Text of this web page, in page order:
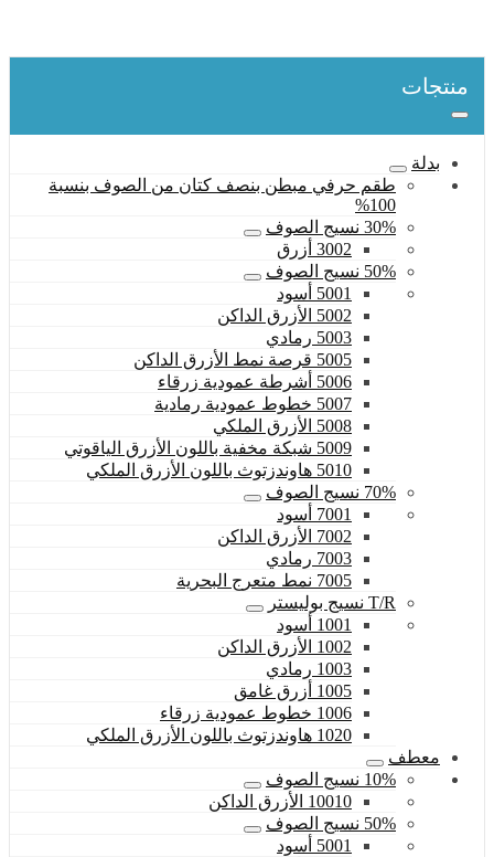
منتجات
بدلة
طقم حرفي مبطن بنصف كتان من الصوف بنسبة
100%
30% نسيج الصوف
3002 أزرق
50% نسيج الصوف
5001 أسود
5002 الأزرق الداكن
5003 رمادي
5005 قرصة نمط الأزرق الداكن
5006 أشرطة عمودية زرقاء
5007 خطوط عمودية رمادية
5008 الأزرق الملكي
5009 شبكة مخفية باللون الأزرق الياقوتي
5010 هاوندزتوث باللون الأزرق الملكي
70% نسيج الصوف
7001 أسود
7002 الأزرق الداكن
7003 رمادي
7005 نمط متعرج البحرية
T/R نسيج بوليستر
1001 أسود
1002 الأزرق الداكن
1003 رمادي
1005 أزرق غامق
1006 خطوط عمودية زرقاء
1020 هاوندزتوث باللون الأزرق الملكي
معطف
10% نسيج الصوف
10010 الأزرق الداكن
50% نسيج الصوف
5001 أسود